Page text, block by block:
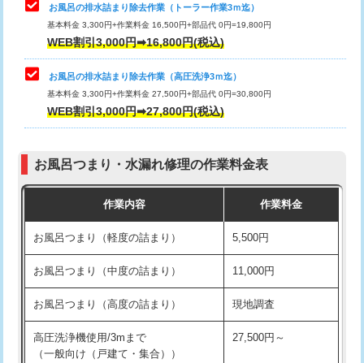
タンクレストイレ脱着 33,000円
小便器トイレ脱着
その他部品の脱着 8,800円～
交換・取付（タンク）
交換・取付（普通便座） 11,000円+材料費
交換・取付（温水洗浄便座） 16,500円+材料費
交換・取付(単水栓（壁付・デッキ
式）)
13,200円+材料費
交換・取付(混合水栓（壁付・デッキ
式・ワンホール）)
16,500円+材料費
交換・取付(排水栓・排水トラップ
（P/S/ポップアップ））
22,000円+材料費
お風呂の排水詰まり除去作業（トーラー作業3ｍ迄）
基本料金 3,300円+作業料金 16,500円+部品代 0円=19,800円
WEB割引3,000円➡16,800円(税込)
お風呂の排水詰まり除去作業（高圧洗浄3ｍ迄）
基本料金 3,300円+作業料金 27,500円+部品代 0円=30,800円
WEB割引3,000円➡27,800円(税込)
お風呂つまり・水漏れ修理の作業料金表
作業内容 作業料金
お風呂つまり（軽度の詰まり） 5,500円
お風呂つまり（中度の詰まり） 11,000円
お風呂つまり（高度の詰まり） 現地調査
高圧洗浄機使用/3mまで
（一般向け（戸建て・集合））
27,500円～